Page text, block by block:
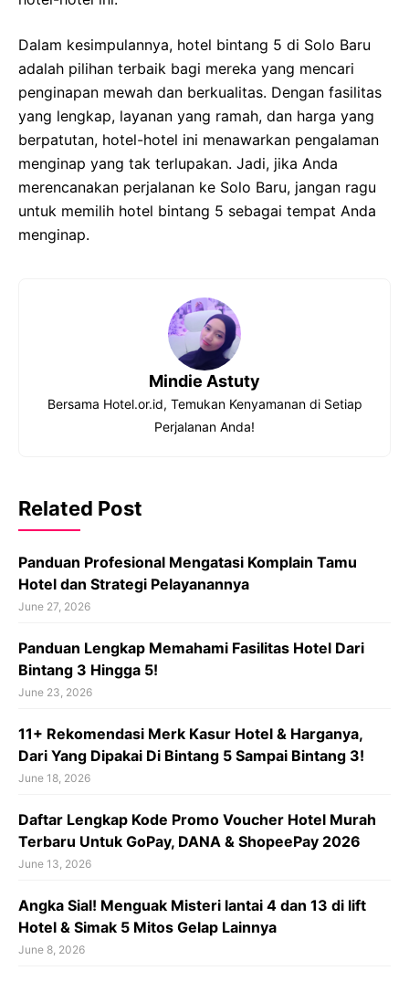
Dalam kesimpulannya, hotel bintang 5 di Solo Baru
adalah pilihan terbaik bagi mereka yang mencari
penginapan mewah dan berkualitas. Dengan fasilitas
yang lengkap, layanan yang ramah, dan harga yang
berpatutan, hotel-hotel ini menawarkan pengalaman
menginap yang tak terlupakan. Jadi, jika Anda
merencanakan perjalanan ke Solo Baru, jangan ragu
untuk memilih hotel bintang 5 sebagai tempat Anda
menginap.
Mindie Astuty
Bersama Hotel.or.id, Temukan Kenyamanan di Setiap
Perjalanan Anda!
Related Post
Panduan Profesional Mengatasi Komplain Tamu
Hotel dan Strategi Pelayanannya
June 27, 2026
Panduan Lengkap Memahami Fasilitas Hotel Dari
Bintang 3 Hingga 5!
June 23, 2026
11+ Rekomendasi Merk Kasur Hotel & Harganya,
Dari Yang Dipakai Di Bintang 5 Sampai Bintang 3!
June 18, 2026
Daftar Lengkap Kode Promo Voucher Hotel Murah
Terbaru Untuk GoPay, DANA & ShopeePay 2026
June 13, 2026
Angka Sial! Menguak Misteri lantai 4 dan 13 di lift
Hotel & Simak 5 Mitos Gelap Lainnya
June 8, 2026